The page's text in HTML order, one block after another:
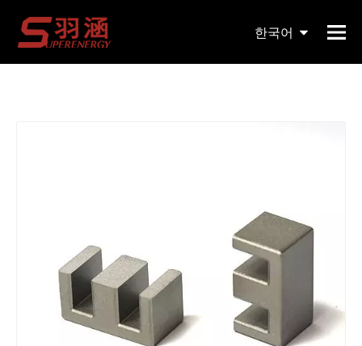
한국어
현재 위치: 홈페이지
자석 코어 pc40 변압기 보빈 페라이트 코어